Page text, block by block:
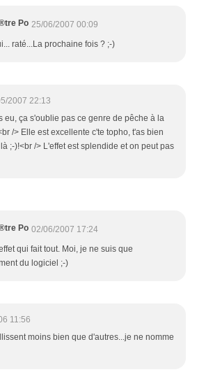
Po 25/06/2007 00:09
raté...La prochaine fois ? ;-)
2007 22:13
eu, ça s'oublie pas ce genre de pêche à la
/> Elle est excellente c'te topho, t'as bien
;-)!<br /> L'effet est splendide et on peut pas
Po 02/06/2007 17:24
qui fait tout. Moi, je ne suis que
du logiciel ;-)
11:56
moins bien que d'autres...je ne nomme